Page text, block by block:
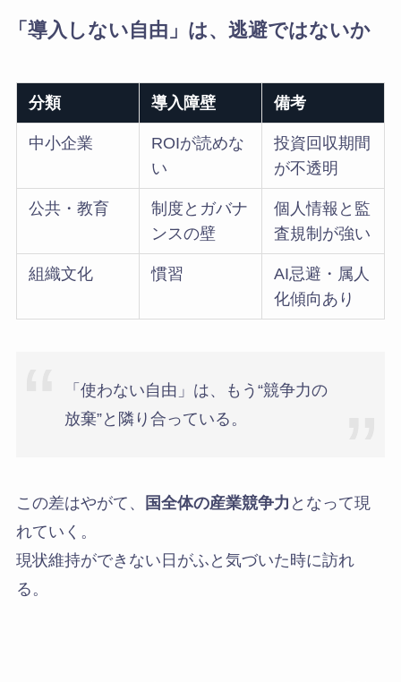
「導入しない自由」は、逃避ではないか
分類 導入障壁 備考
中小企業
ROIが読めな
い
投資回収期間
が不透明
公共・教育
制度とガバナ
ンスの壁
個人情報と監
査規制が強い
組織文化 慣習
AI忌避・属人
化傾向あり
「使わない自由」は、もう“競争力の
放棄”と隣り合っている。
この差はやがて、 国全体の産業競争力 となって現
れていく。
現状維持ができない日がふと気づいた時に訪れ
る。